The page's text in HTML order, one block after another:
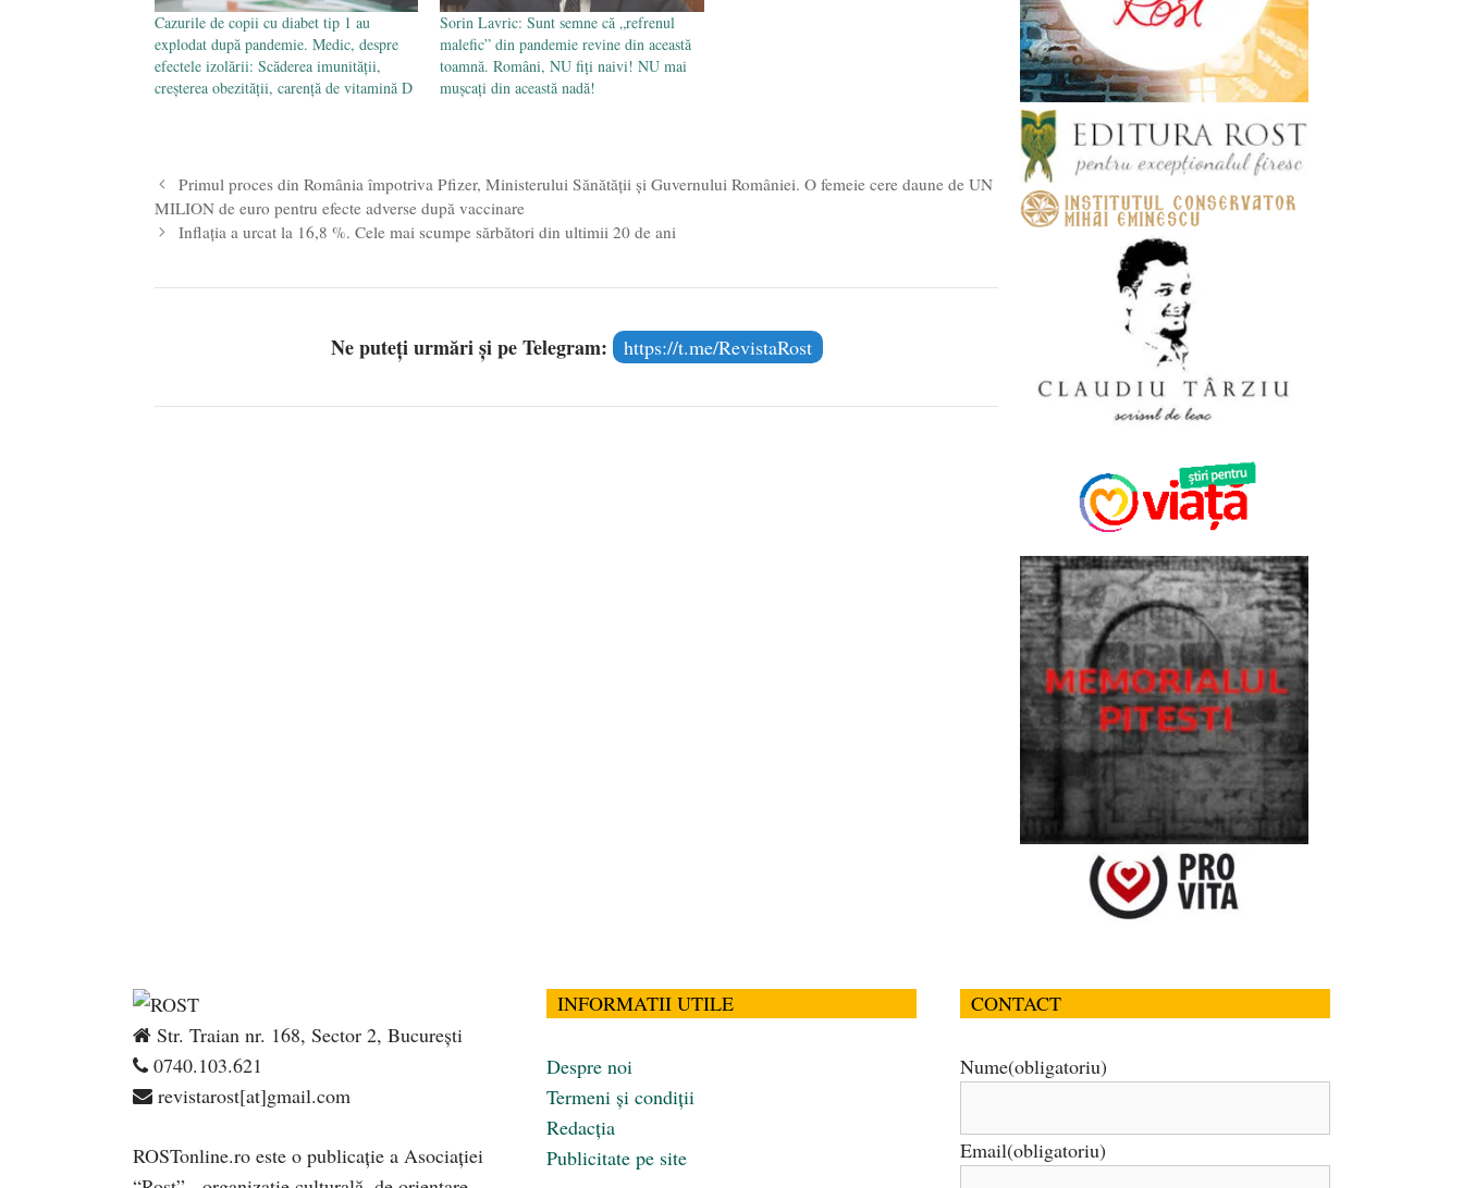
Cazurile de copii cu diabet tip 1 au
explodat după pandemie. Medic, despre
efectele izolării: Scăderea imunității,
creșterea obezității, carență de vitamină D
Sorin Lavric: Sunt semne că „refrenul
malefic” din pandemie revine din această
toamnă. Români, NU fiți naivi! NU mai
mușcați din această nadă!
Primul proces din România împotriva Pfizer, Ministerului Sănătăţii și Guvernului României. O femeie cere daune de UN
MILION de euro pentru efecte adverse după vaccinare
Inflația a urcat la 16,8 %. Cele mai scumpe sărbători din ultimii 20 de ani
Ne puteți urmări și pe Telegram: https://t.me/RevistaRost
Str. Traian nr. 168, Sector 2, București
0740.103.621
revistarost[at]gmail.com
ROSTonline.ro este o publicaţie a Asociaţiei
INFORMATII UTILE
Despre noi
Termeni și condiții
Redacția
Publicitate pe site
CONTACT
Nume(obligatoriu)
Email(obligatoriu)